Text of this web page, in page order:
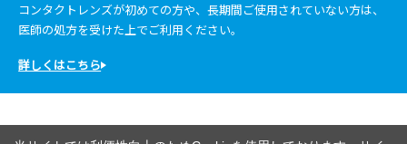
コンタクトレンズが初めての方や、長期間ご使用されていない方は、
医師の処方を受けた上でご利用ください。
詳しくはこちら